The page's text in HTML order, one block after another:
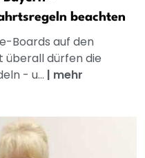
beachten
Boards auf den
überall dürfen die
- u... | mehr